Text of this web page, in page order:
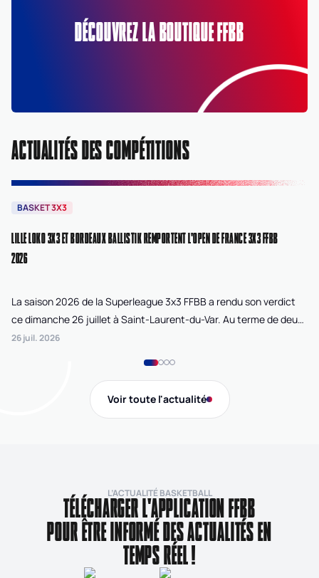
DÉCOUVREZ LA BOUTIQUE FFBB
ACTUALITÉS DES COMPÉTITIONS
BASKET 3X3
LILLE LOKO 3X3 ET BORDEAUX BALLISTIK REMPORTENT L'OPEN DE FRANCE 3X3 FFBB
2026
La saison 2026 de la Superleague 3x3 FFBB a rendu son verdict
ce dimanche 26 juillet à Saint-Laurent-du-Var. Au terme de deux
journées de compétition disputées sur la plage Cousteau, Lille
26 juil. 2026
Voir toute l'actualité
L’ACTUALITÉ BASKETBALL
TÉLÉCHARGER L'APPLICATION FFBB
POUR ÊTRE INFORMÉ DES ACTUALITÉS EN
TEMPS RÉEL !